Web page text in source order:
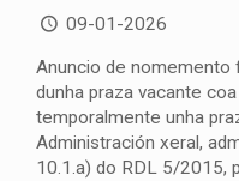
09-01-2026
Anuncio de nomemento
dunha praza vacante
temporalmente unha
Administración xeral,
10.1.a) do RDL 5/2015,